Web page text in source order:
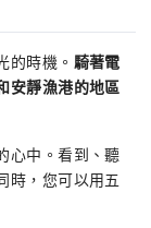
的時機。 騎著電
安靜漁港的地區
心中。看到、聽
時，您可以用五